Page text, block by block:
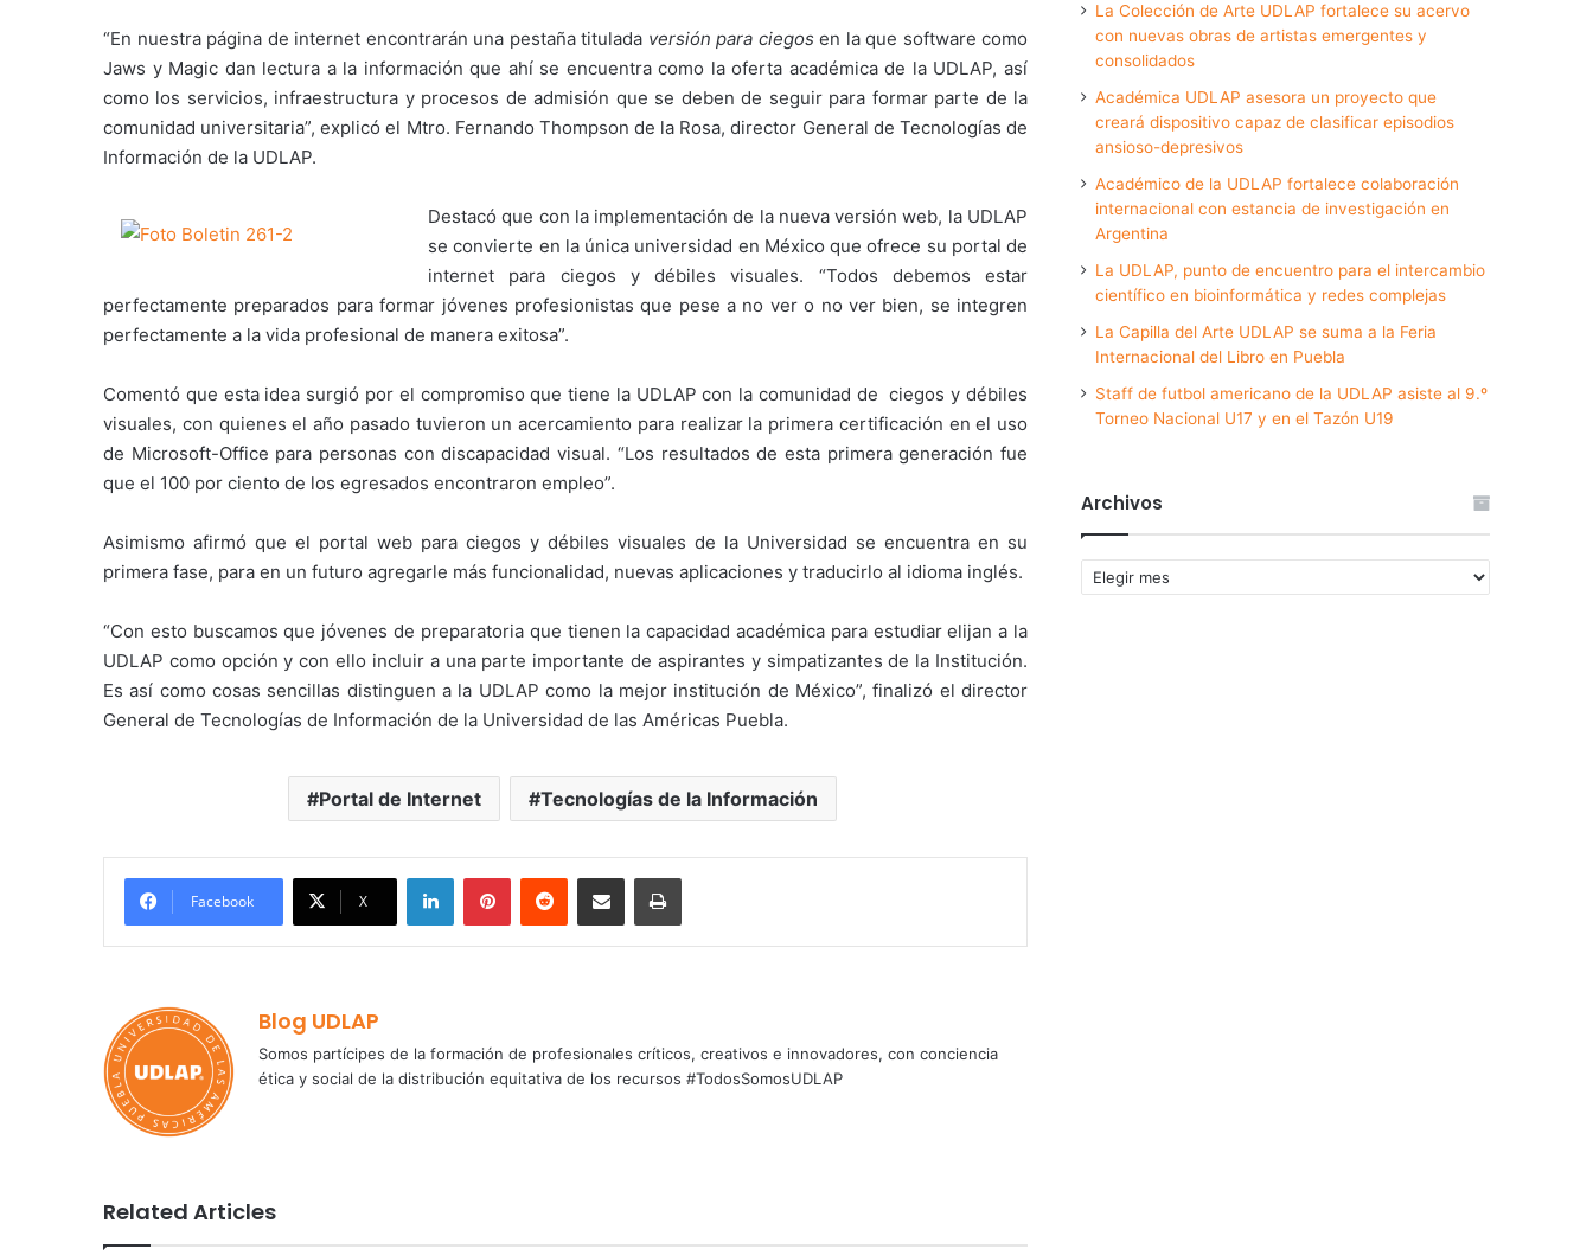
“En nuestra página de internet encontrarán una pestaña titulada versión para ciegos en la que software como
Jaws y Magic dan lectura a la información que ahí se encuentra como la oferta académica de la UDLAP, así
como los servicios, infraestructura y procesos de admisión que se deben de seguir para formar parte de la
comunidad universitaria”, explicó el Mtro. Fernando Thompson de la Rosa, director General de Tecnologías de
Información de la UDLAP.
Destacó que con la implementación de la nueva versión web, la UDLAP
se convierte en la única universidad en México que ofrece su portal de
internet para ciegos y débiles visuales. “Todos debemos estar
perfectamente preparados para formar jóvenes profesionistas que pese a no ver o no ver bien, se integren
perfectamente a la vida profesional de manera exitosa”.
Comentó que esta idea surgió por el compromiso que tiene la UDLAP con la comunidad de ciegos y débiles
visuales, con quienes el año pasado tuvieron un acercamiento para realizar la primera certificación en el uso
de Microsoft-Office para personas con discapacidad visual. “Los resultados de esta primera generación fue
que el 100 por ciento de los egresados encontraron empleo”.
Asimismo afirmó que el portal web para ciegos y débiles visuales de la Universidad se encuentra en su
primera fase, para en un futuro agregarle más funcionalidad, nuevas aplicaciones y traducirlo al idioma inglés.
“Con esto buscamos que jóvenes de preparatoria que tienen la capacidad académica para estudiar elijan a la
UDLAP como opción y con ello incluir a una parte importante de aspirantes y simpatizantes de la Institución.
Es así como cosas sencillas distinguen a la UDLAP como la mejor institución de México”, finalizó el director
General de Tecnologías de Información de la Universidad de las Américas Puebla.
Portal de Internet Tecnologías de la Información
Facebook X
LinkedInPinterestReddit Share via Email Print
Blog UDLAP
Somos partícipes de la formación de profesionales críticos, creativos e innovadores, con conciencia
ética y social de la distribución equitativa de los recursos #TodosSomosUDLAP
Related Articles
La Colección de Arte UDLAP fortalece su acervo
con nuevas obras de artistas emergentes y
consolidados
Académica UDLAP asesora un proyecto que
creará dispositivo capaz de clasificar episodios
ansioso-depresivos
Académico de la UDLAP fortalece colaboración
internacional con estancia de investigación en
Argentina
La UDLAP, punto de encuentro para el intercambio
científico en bioinformática y redes complejas
La Capilla del Arte UDLAP se suma a la Feria
Internacional del Libro en Puebla
Staff de futbol americano de la UDLAP asiste al 9.º
Torneo Nacional U17 y en el Tazón U19
Archivos
Archivos